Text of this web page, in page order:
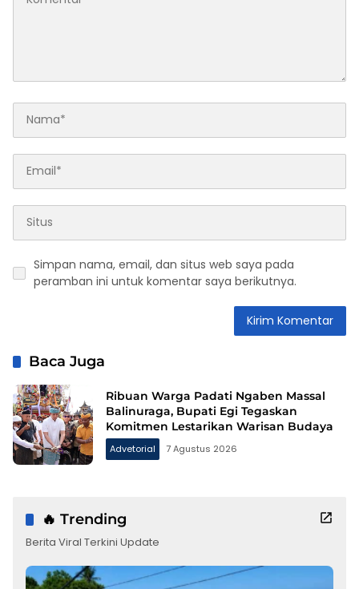
Simpan nama, email, dan situs web saya pada
peramban ini untuk komentar saya berikutnya.
Baca Juga
Ribuan Warga Padati Ngaben Massal
Balinuraga, Bupati Egi Tegaskan
Komitmen Lestarikan Warisan Budaya
Advetorial 7 Agustus 2026
🔥 Trending
Berita Viral Terkini Update